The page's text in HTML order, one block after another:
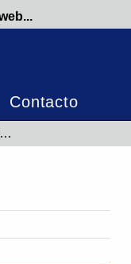
Contacto